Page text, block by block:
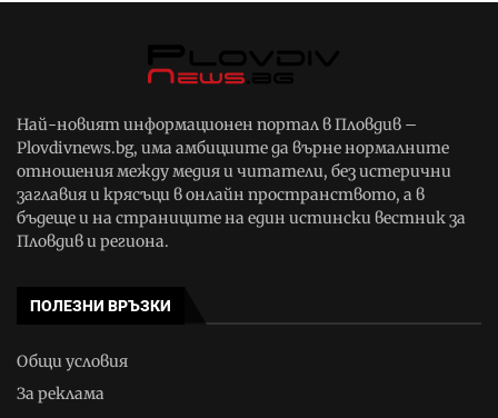
Най-новият информационен портал в Пловдив –
Plovdivnews.bg, има амбициите да върне нормалните
отношения между медия и читатели, без истерични
заглавия и крясъци в онлайн пространството, а в
бъдеще и на страниците на един истински вестник за
Пловдив и региона.
ПОЛЕЗНИ ВРЪЗКИ
Общи условия
За реклама